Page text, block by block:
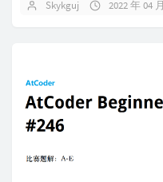
Skykguj 2022 年 04